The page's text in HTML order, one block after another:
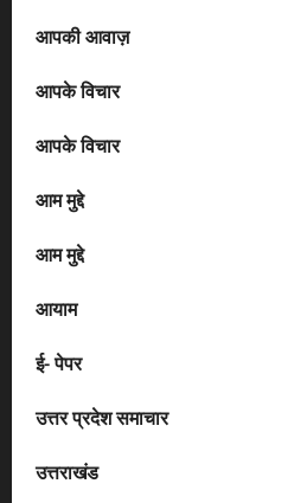
आपकी आवाज़
आपके विचार
आपके विचार
आम मुद्दे
आम मुद्दे
आयाम
ई- पेपर
उत्तर प्रदेश समाचार
उत्तराखंड